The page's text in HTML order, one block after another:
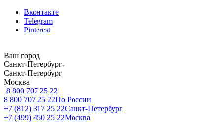
Вконтакте
Telegram
Pinterest
Ваш город
Санкт-Петербург
Санкт-Петербург
Москва
8 800 707 25 22
8 800 707 25 22По России
+7 (812) 317 25 22Санкт-Петербург
+7 (499) 450 25 22Москва